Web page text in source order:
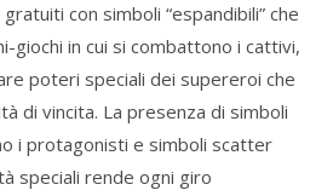
con simboli “espandibili” che
giochi in cui si combattono i cattivi,
poteri speciali dei supereroi che
di vincita. La presenza di simboli
i protagonisti e simboli scatter
speciali rende ogni giro